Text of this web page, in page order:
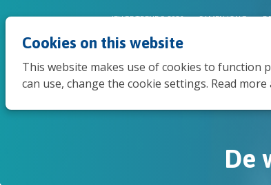
Cookies on this website
This website makes use of cookies to function
can use, change the cookie settings. Read
JEUGDTRENDS 2026 SAMEN JONG
De